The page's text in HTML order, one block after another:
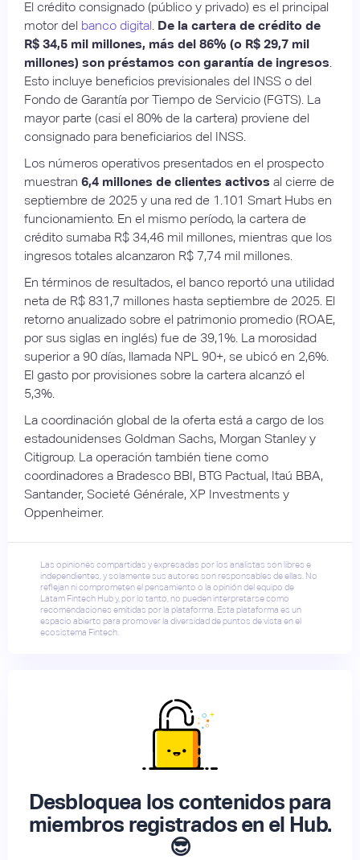
El crédito consignado (público y privado) es el principal
motor del banco digital De la cartera de crédito de
R$ 34,5 mil millones, más del 86% (o R$ 29,7 mil
millones) son préstamos con garantía de ingresos
Esto incluye beneficios previsionales del INSS o del
Fondo de Garantía por Tiempo de Servicio (FGTS). La
mayor parte (casi el 80% de la cartera) proviene del
consignado para beneficiarios del INSS.
Los números operativos presentados en el prospecto
muestran 6,4 millones de clientes activos al cierre de
septiembre de 2025 y una red de 1.101 Smart Hubs en
funcionamiento. En el mismo período, la cartera de
crédito sumaba R$ 34,46 mil millones, mientras que los
ingresos totales alcanzaron R$ 7,74 mil millones.
En términos de resultados, el banco reportó una utilidad
neta de R$ 831,7 millones hasta septiembre de 2025. El
retorno anualizado sobre el patrimonio promedio (ROAE,
por sus siglas en inglés) fue de 39,1%. La morosidad
superior a 90 días, llamada NPL 90+, se ubicó en 2,6%.
El gasto por provisiones sobre la cartera alcanzó el
5,3%.
La coordinación global de la oferta está a cargo de los
estadounidenses Goldman Sachs, Morgan Stanley y
Citigroup. La operación también tiene como
coordinadores a Bradesco BBI, BTG Pactual, Itaú BBA,
Santander, Societé Générale, XP Investments y
Oppenheimer.
Las opiniones compartidas y expresadas por los analistas son libres e
independientes, y solamente sus autores son responsables de ellas. No
reflejan ni comprometen el pensamiento o la opinión del equipo de
Latam Fintech Hub y, por lo tanto, no pueden interpretarse como
recomendaciones emitidas por la plataforma. Esta plataforma es un
espacio abierto para promover la diversidad de puntos de vista en el
ecosistema Fintech.
Desbloquea los contenidos para
miembros registrados en el Hub.
😎